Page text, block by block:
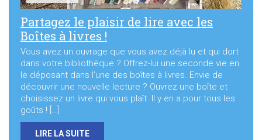
Partagez le plaisir de lire avec les
Boîtes à livres !
Vous avez un ouvrage que vous avez déjà lu et qui dort
dans votre bibliothèque ? Offrez-lui une seconde vie en
le déposant dans l’une des boîtes à livres. Envie de
découvrir une nouvelle lecture ? Ouvrez une boîte et
choisissez un livre qui vous plaît. Il y en a pour tous les
goûts ! […]
LIRE LA SUITE